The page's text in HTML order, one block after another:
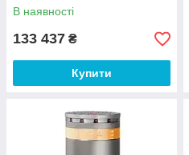
В наявності
133 437 ₴
Купити